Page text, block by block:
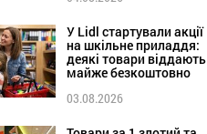
У Lidl стартували акції
на шкільне приладдя:
деякі товари віддають
майже безкоштовно
03.08.2026